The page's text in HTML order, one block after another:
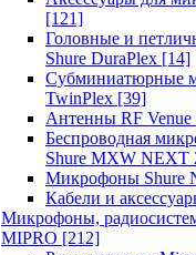
[121]
Головные и
Shure DuraPlex [14]
Субминиатюрные
TwinPlex [39]
Антенны RF Venue
Беспроводная
Shure MXW NEXT
Микрофоны Shure
Кабели и
Микрофоны,
MIPRO [212]